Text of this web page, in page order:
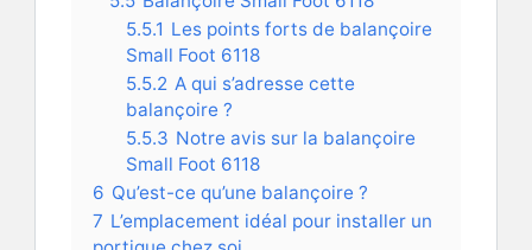
5.5.1 Les points forts de balançoire
Small Foot 6118
5.5.2 A qui s’adresse cette
balançoire ?
5.5.3 Notre avis sur la balançoire
Small Foot 6118
6 Qu’est-ce qu’une balançoire ?
7 L’emplacement idéal pour installer un